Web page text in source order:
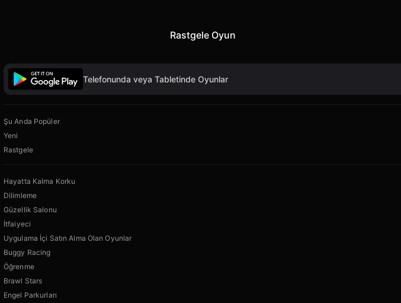
Rastgele Oyun
Telefonunda veya Tabletinde Oyunlar
Şu Anda Popüler
Yeni
Rastgele
Hayatta Kalma Korku
Dilimleme
Güzellik Salonu
İtfaiyeci
Uygulama İçi Satın Alma Olan Oyunlar
Buggy Racing
Öğrenme
Brawl Stars
Engel Parkurları